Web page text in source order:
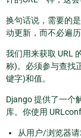
换句话说，需要的
动更新，而不必遍
我们用来获取 URL
称)。必须参与查找
键字)和值。
Django 提供了一个
库。你使用
从用户/浏览器